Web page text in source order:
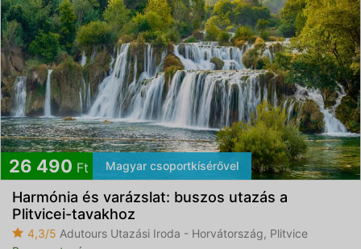
26 490 Ft Magyar csoportkísérővel
Harmónia és varázslat: buszos utazás a
Plitvicei-tavakhoz
4,3/5 Adutours Utazási Iroda - Horvátország, Plitvice